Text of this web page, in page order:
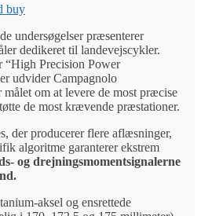
buy
undersøgelser præsenterer
dedikeret til landevejscykler.
Precision Power
udvider Campagnolo
om at levere de most præcise
de most krævende præstationer.
der producerer flere aflæsninger,
algoritme garanterer ekstrem
og drejningsmomentsignalerne
aksel og ensrettede